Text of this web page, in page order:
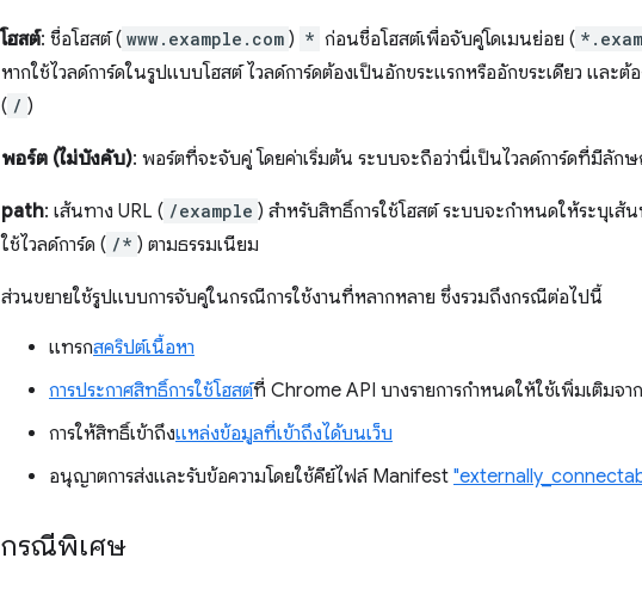
โฮสต์: ชื่อโฮสต์ ( www.example.com ) * ก่อนชื่อโฮสต์เพื่อจับคู่โดเมนย่อย (
หากใช้ไวลด์การ์ดในรูปแบบโฮสต์ ไวลด์การ์ดต้องเป็นอักขระแรกหรืออักขระเดียว และต้
( / )
พอร์ต (ไม่บังคับ): พอร์ตที่จะจับคู่ โดยค่าเริ่มต้น ระบบจะถือว่านี่เป็นไวลด์การ์ดที่มีลัก
path: เส้นทาง URL ( /example ) สำหรับสิทธิ์การใช้โฮสต์ ระบบจะกำหนดให้ระบุเส้
ใช้ไวลด์การ์ด ( /* ) ตามธรรมเนียม
ส่วนขยายใช้รูปแบบการจับคู่ในกรณีการใช้งานที่หลากหลาย ซึ่งรวมถึงกรณีต่อไปนี้
แทรกสคริปต์เนื้อหา
การประกาศสิทธิ์การใช้โฮสต์ที่ Chrome API บางรายการกำหนดให้ใช้เพิ่มเติมจา
การให้สิทธิ์เข้าถึงแหล่งข้อมูลที่เข้าถึงได้บนเว็บ
อนุญาตการส่งและรับข้อความโดยใช้คีย์ไฟล์ Manifest
กรณีพิเศษ